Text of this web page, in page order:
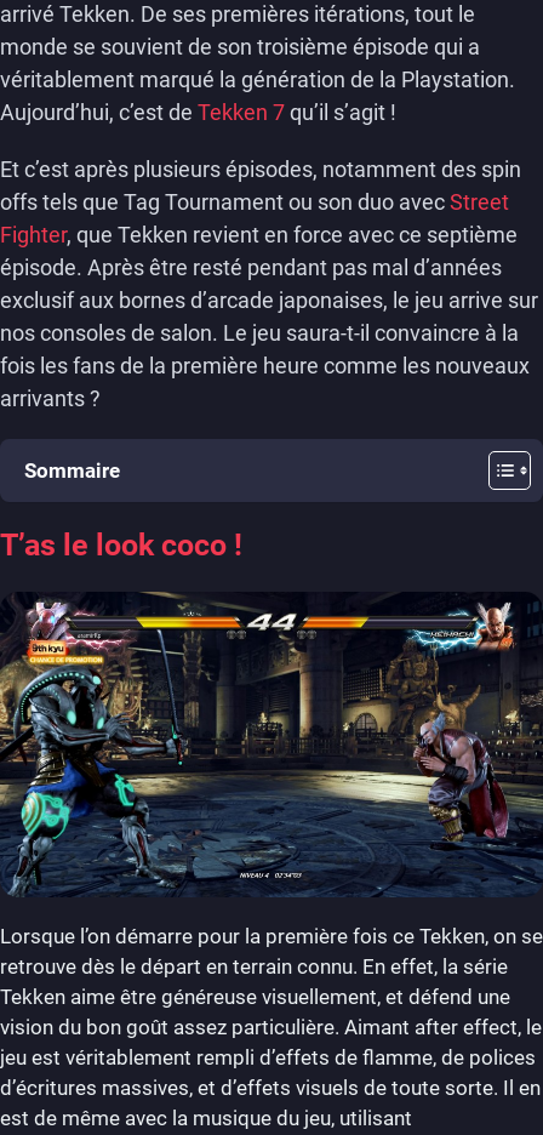
arrivé Tekken. De ses premières itérations, tout le
monde se souvient de son troisième épisode qui a
véritablement marqué la génération de la Playstation.
Aujourd’hui, c’est de Tekken 7qu’il s’agit !
Et c’est après plusieurs épisodes, notamment des spin
offs tels que Tag Tournament ou son duo avecStreet
Fighter, que Tekken revient en force avec ce septième
épisode. Après être resté pendant pas mal d’années
exclusif aux bornes d’arcade japonaises, le jeu arrive sur
nos consoles de salon. Le jeu saura-t-il convaincre à la
fois les fans de la première heure comme les nouveaux
arrivants ?
Sommaire
T’as le look coco !
Lorsque l’on démarre pour la première fois ce Tekken, on se
retrouve dès le départ en terrain connu. En effet, la série
Tekken aime être généreuse visuellement, et défend une
vision du bon goût assez particulière. Aimant after effect, le
jeu est véritablement rempli d’effets de flamme, de polices
d’écritures massives, et d’effets visuels de toute sorte. Il en
est de même avec la musique du jeu, utilisant